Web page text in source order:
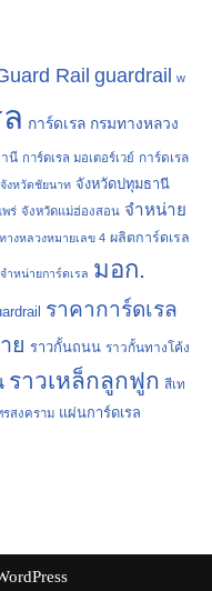
Rail guardrail w
การ์ดเรล กรมทางหลวง
านี การ์ดเรล มอเตอร์เวย์ การ์ดเรล
จังหวัดชัยนาท จังหวัดปทุมธานี
พร่ จังหวัดแม่ฮ่องสอน จำหน่าย
ทางหลวงหมายเลข 4 ผลิตการ์ดเรล
ำหน่ายการ์ดเรล มอก.
ราคาการ์ดเรล
ย ราวกั้นถนน ราวกั้นทางโค้ง
ราวเหล็กลูกฟูก สีเท
รสงคราม แผ่นการ์ดเรล